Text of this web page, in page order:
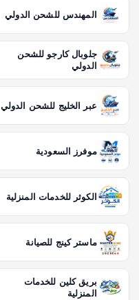
المهندس للشحن الدولي
جلوبال كارجو للشحن
الدولي
عبر الخليج للشحن الدولي
موفرز السعودية
الكوثر للخدمات المنزلية
ماستر كينج للصيانة
بريق كلين للخدمات
المنزلية